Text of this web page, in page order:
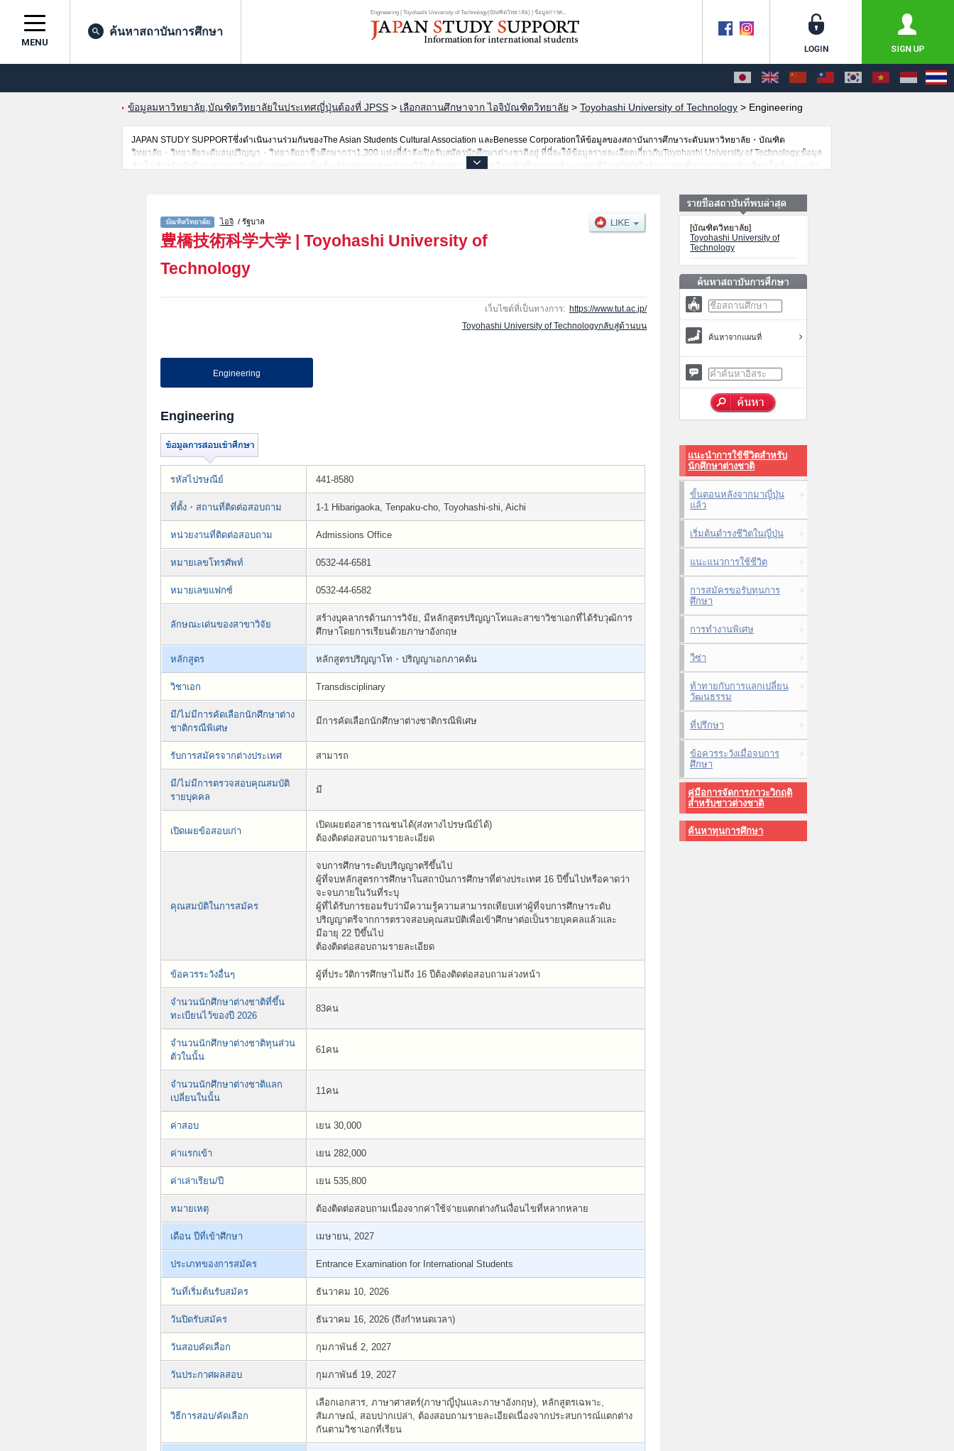
Engineering | Toyohashi University of Technology(บัณฑิตวิทยาลัย) | ข้อมูลการศ...
MENU
ค้นหาสถาบันการศึกษา
ข้อมูลมหาวิทยาลัย,บัณฑิตวิทยาลัยในประเทศญี่ปุ่นต้องที่ JPSS > เลือกสถานศึกษาจาก ไอจิบัณฑิตวิทยาลัย > Toyohashi University of Technology > Engineering
JAPAN STUDY SUPPORTซึ่งดำเนินงานร่วมกันของThe Asian Students Cultural Association และBenesse Corporationให้ข้อมูลของสถาบันการศึกษาระดับมหาวิทยาลัย・บัณฑิต
วิทยาลัย・วิทยาลัยระดับอนุปริญญา・วิทยาลัยอาชีวศึกษากว่า1,300 แห่งที่กำลังเปิดรับสมัครนักศึกษาต่างชาติอยู่ ที่นี่จะให้ข้อมูลรายละเอียดเกี่ยวกับToyohashi University of Technology,ข้อมูล
จำเป็นสำหรับนักศึกษาต่างชาติเช่นEngineering เป็นต้น,ข้อมูลของแต่ละสาขาวิจัย,ข้อมูลการสอบคัดเลือกเข้าศึกษาเช่นจำนวนคนที่รับสมัครหรือจำนวนคนที่ผ่านการสอบคัดเลือกเป็นต้น,แนะนำ
ไอจิ/ รัฐบาล
豊橋技術科学大学 | Toyohashi University of
Technology
เว็บไซต์ที่เป็นทางการ: https://www.tut.ac.jp/
Toyohashi University of Technologyกลับสู่ด้านบน
Engineering
Engineering
รหัสไปรษณีย์ 441-8580
ที่ตั้ง・สถานที่ติดต่อสอบถาม 1-1 Hibarigaoka, Tenpaku-cho, Toyohashi-shi, Aichi
หน่วยงานที่ติดต่อสอบถาม Admissions Office
หมายเลขโทรศัพท์ 0532-44-6581
หมายเลขแฟกซ์ 0532-44-6582
ลักษณะเด่นของสาขาวิจัย
สร้างบุคลากรด้านการวิจัย, มีหลักสูตรปริญญาโทและสาขาวิชาเอกที่ได้รับวุฒิการ
ศึกษาโดยการเรียนด้วยภาษาอังกฤษ
หลักสูตร หลักสูตรปริญญาโท・ปริญญาเอกภาคต้น
วิชาเอก Transdisciplinary
มี/ไม่มีการคัดเลือกนักศึกษาต่าง
ชาติกรณีพิเศษ
มีการคัดเลือกนักศึกษาต่างชาติกรณีพิเศษ
รับการสมัครจากต่างประเทศ สามารถ
มี/ไม่มีการตรวจสอบคุณสมบัติ
รายบุคคล
มี
เปิดเผยข้อสอบเก่า
เปิดเผยต่อสาธารณชนได้(ส่งทางไปรษณีย์ได้)
ต้องติดต่อสอบถามรายละเอียด
คุณสมบัติในการสมัคร
จบการศึกษาระดับปริญญาตรีขึ้นไป
ผู้ที่จบหลักสูตรการศึกษาในสถาบันการศึกษาที่ต่างประเทศ 16 ปีขึ้นไปหรือคาดว่า
จะจบภายในวันที่ระบุ
ผู้ที่ได้รับการยอมรับว่ามีความรู้ความสามารถเทียบเท่าผู้ที่จบการศึกษาระดับ
ปริญญาตรีจากการตรวจสอบคุณสมบัติเพื่อเข้าศึกษาต่อเป็นรายบุคคลแล้วและ
มีอายุ 22 ปีขึ้นไป
ต้องติดต่อสอบถามรายละเอียด
ข้อควรระวังอื่นๆ ผู้ที่ประวัติการศึกษาไม่ถึง 16 ปีต้องติดต่อสอบถามล่วงหน้า
จำนวนนักศึกษาต่างชาติที่ขึ้น
ทะเบียนไว้ของปี 2026
83คน
จำนวนนักศึกษาต่างชาติทุนส่วน
ตัวในนั้น
61คน
จำนวนนักศึกษาต่างชาติแลก
เปลี่ยนในนั้น
11คน
ค่าสอบ เยน 30,000
ค่าแรกเข้า เยน 282,000
ค่าเล่าเรียน/ปี เยน 535,800
หมายเหตุ ต้องติดต่อสอบถามเนื่องจากค่าใช้จ่ายแตกต่างกันเงื่อนไขที่หลากหลาย
เดือน ปีที่เข้าศึกษา เมษายน, 2027
ประเภทของการสมัคร Entrance Examination for International Students
วันที่เริ่มต้นรับสมัคร ธันวาคม 10, 2026
วันปิดรับสมัคร ธันวาคม 16, 2026 (ถึงกำหนดเวลา)
วันสอบคัดเลือก กุมภาพันธ์ 2, 2027
วันประกาศผลสอบ กุมภาพันธ์ 19, 2027
วิธีการสอบ/คัดเลือก
เลือกเอกสาร, ภาษาศาสตร์(ภาษาญี่ปุ่นและภาษาอังกฤษ), หลักสูตรเฉพาะ,
สัมภาษณ์, สอบปากเปล่า, ต้องสอบถามรายละเอียดเนื่องจากประสบการณ์แตกต่าง
กันตามวิชาเอกที่เรียน
[บัณฑิตวิทยาลัย]
Toyohashi University of
Technology
ค้นหาจากแผนที่
แนะนำการใช้ชีวิตสำหรับ
นักศึกษาต่างชาติ
ขั้นตอนหลังจากมาญี่ปุ่น
แล้ว
เริ่มต้นดำรงชีวิตในญี่ปุ่น
แนะแนวการใช้ชีวิต
การสมัครขอรับทุนการ
ศึกษา
การทำงานพิเศษ
วีซ่า
ท้าทายกับการแลกเปลี่ยน
วัฒนธรรม
ที่ปรึกษา
ข้อควรระวังเมื่อจบการ
ศึกษา
คู่มือการจัดการภาวะวิกฤติ
สำหรับชาวต่างชาติ
ค้นหาทุนการศึกษา